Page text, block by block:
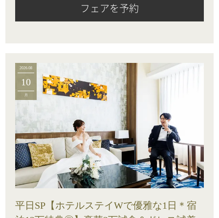
フェアを予約
2026.08
10
月
平日SP【ホテルステイWで優雅な1日＊宿